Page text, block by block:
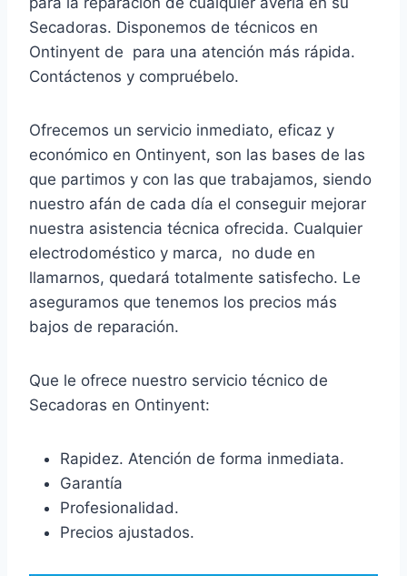
Secadoras. Disponemos de técnicos en
Ontinyent de para una atención más rápida.
Contáctenos y compruébelo.
Ofrecemos un servicio inmediato, eficaz y
económico en Ontinyent, son las bases de las
que partimos y con las que trabajamos, siendo
nuestro afán de cada día el conseguir mejorar
nuestra asistencia técnica ofrecida. Cualquier
electrodoméstico y marca, no dude en
llamarnos, quedará totalmente satisfecho. Le
aseguramos que tenemos los precios más
bajos de reparación.
Que le ofrece nuestro servicio técnico de
Secadoras en Ontinyent:
Rapidez. Atención de forma inmediata.
Garantía
Profesionalidad.
Precios ajustados.